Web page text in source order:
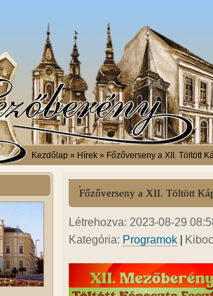
Kezdőlap » Hírek » Főzőverseny a XII. Töltött
Főzőverseny a XII. Töltött
Létrehozva: 2023-08-29
Kategória: Programok |